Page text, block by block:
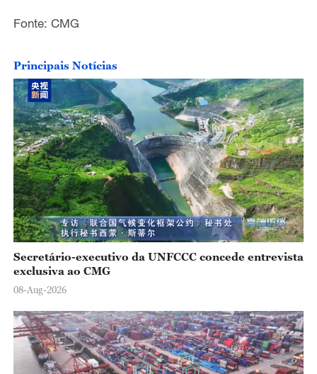
d
e
o
Fonte: CMG
Principais Notícias
Secretário-executivo da UNFCCC concede entrevista
exclusiva ao CMG
08-Aug-2026